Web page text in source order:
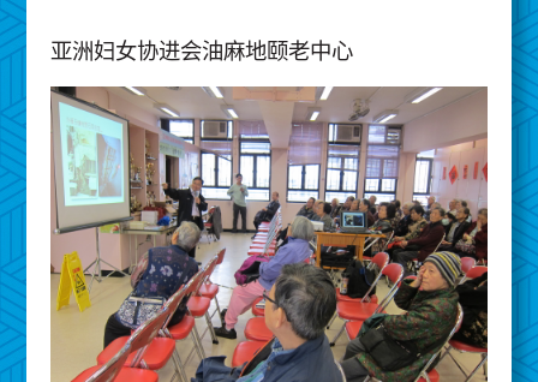
亚洲妇女协进会油麻地颐老中心